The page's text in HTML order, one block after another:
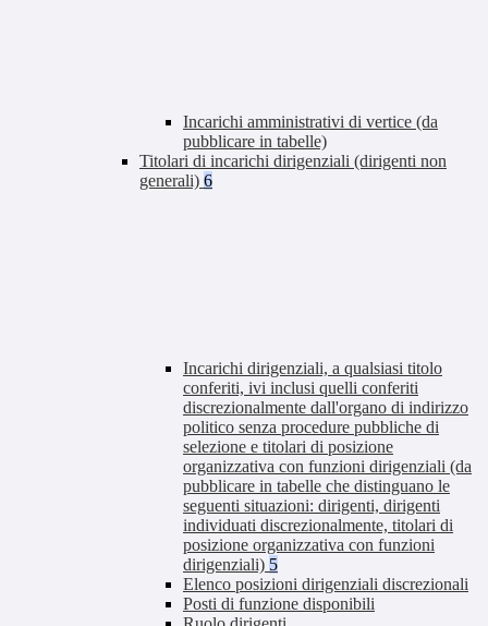
Incarichi amministrativi di vertice (da
pubblicare in tabelle)
Titolari di incarichi dirigenziali (dirigenti non
generali) 6
Incarichi dirigenziali, a qualsiasi titolo
conferiti, ivi inclusi quelli conferiti
discrezionalmente dall'organo di indirizzo
politico senza procedure pubbliche di
selezione e titolari di posizione
organizzativa con funzioni dirigenziali (da
pubblicare in tabelle che distinguano le
seguenti situazioni: dirigenti, dirigenti
individuati discrezionalmente, titolari di
posizione organizzativa con funzioni
dirigenziali) 5
Elenco posizioni dirigenziali discrezionali
Posti di funzione disponibili